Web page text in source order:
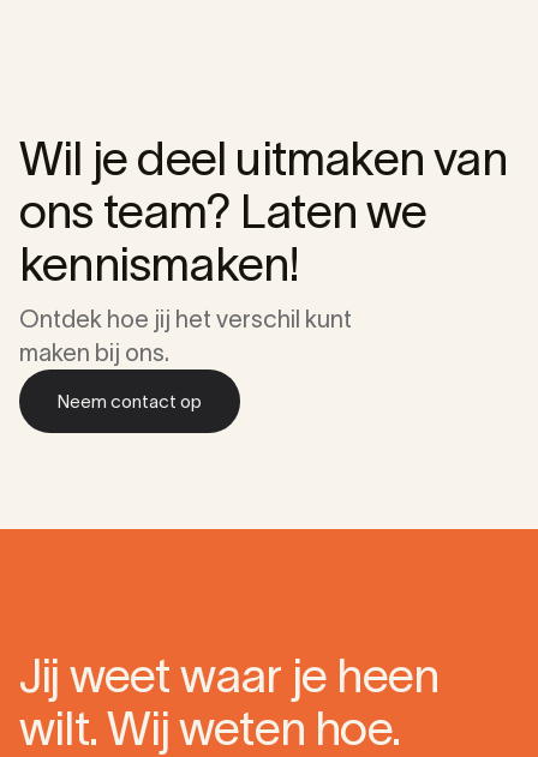
Wil je deel uitmaken van
ons team? Laten we
kennismaken!
Ontdek hoe jij het verschil kunt
maken bij ons.
Neem contact op
Jij weet waar je heen
wilt. Wij weten hoe.